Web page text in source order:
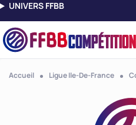
UNIVERS FFBB
Accueil Ligue Ile-De-France